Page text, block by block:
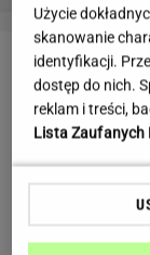
Użycie
skanowanie
identyfikacji.
dostęp do nich.
reklam i treści,
Lista Zaufanych